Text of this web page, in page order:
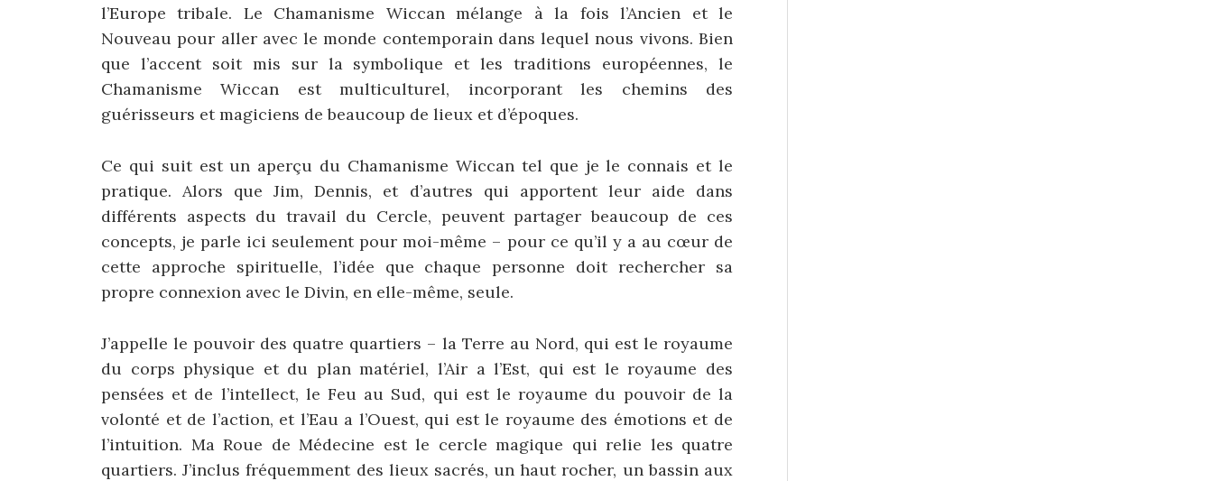
l’Europe tribale. Le Chamanisme Wiccan mélange à la fois l’Ancien et le
Nouveau pour aller avec le monde contemporain dans lequel nous vivons. Bien
que l’accent soit mis sur la symbolique et les traditions européennes, le
Chamanisme Wiccan est multiculturel, incorporant les chemins des
guérisseurs et magiciens de beaucoup de lieux et d’époques.
Ce qui suit est un aperçu du Chamanisme Wiccan tel que je le connais et le
pratique. Alors que Jim, Dennis, et d’autres qui apportent leur aide dans
différents aspects du travail du Cercle, peuvent partager beaucoup de ces
concepts, je parle ici seulement pour moi-même – pour ce qu’il y a au cœur de
cette approche spirituelle, l’idée que chaque personne doit rechercher sa
propre connexion avec le Divin, en elle-même, seule.
J’appelle le pouvoir des quatre quartiers – la Terre au Nord, qui est le royaume
du corps physique et du plan matériel, l’Air a l’Est, qui est le royaume des
pensées et de l’intellect, le Feu au Sud, qui est le royaume du pouvoir de la
volonté et de l’action, et l’Eau a l’Ouest, qui est le royaume des émotions et de
l’intuition. Ma Roue de Médecine est le cercle magique qui relie les quatre
quartiers. J’inclus fréquemment des lieux sacrés, un haut rocher, un bassin aux